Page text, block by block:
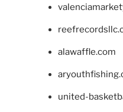
alawaffle.com
united-